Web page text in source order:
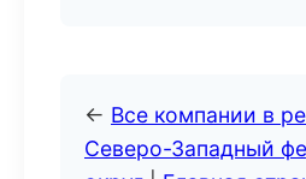
← Все компании в
Северо-Западный